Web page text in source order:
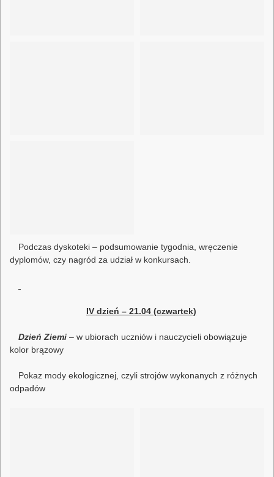
Podczas dyskoteki – podsumowanie tygodnia, wręczenie
dyplomów, czy nagród za udział w konkursach.
IV dzień – 21.04 (czwartek)
Dzień Ziemi – w ubiorach uczniów i nauczycieli obowiązuje
kolor brązowy
Pokaz mody ekologicznej, czyli strojów wykonanych z różnych
odpadów